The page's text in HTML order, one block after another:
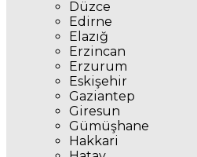
Düzce
Edirne
Elazığ
Erzincan
Erzurum
Eskişehir
Gaziantep
Giresun
Gümüşhane
Hakkari